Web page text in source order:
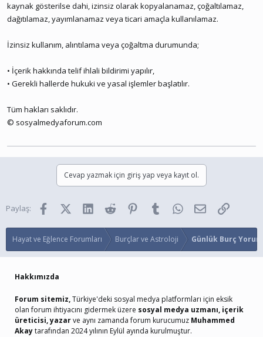
kaynak gösterilse dahi, izinsiz olarak kopyalanamaz, çoğaltılamaz,
dağıtılamaz, yayımlanamaz veya ticari amaçla kullanılamaz.
İzinsiz kullanım, alıntılama veya çoğaltma durumunda;
• İçerik hakkında telif ihlali bildirimi yapılır,
• Gerekli hallerde hukuki ve yasal işlemler başlatılır.
Tüm hakları saklıdır.
© sosyalmedyaforum.com
Cevap yazmak için giriş yap veya kayıt ol.
Paylaş: FacebookX (Twitter)LinkedIn Reddit PinterestTumblrWhatsApp
E-postaLink
Hayat ve Eğlence Forumları Burçlar ve Astroloji Günlük Burç
Hakkımızda
Forum sitemiz,Türkiye'deki sosyal medya platformları için eksik
olan forum ihtiyacını gidermek üzere sosyal medya uzmanı, içerik
üreticisi, yazarve aynı zamanda forum kurucumuz Muhammed
Akaytarafından 2024 yılının Eylül ayında kurulmuştur.